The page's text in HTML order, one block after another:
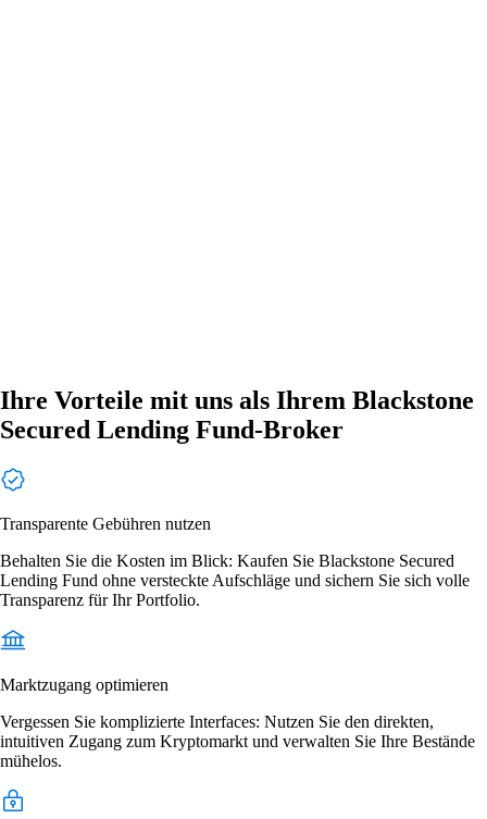
Ihre Vorteile mit uns als Ihrem Blackstone
Secured Lending Fund-Broker
Transparente Gebühren nutzen
Behalten Sie die Kosten im Blick: Kaufen Sie Blackstone Secured
Lending Fund ohne versteckte Aufschläge und sichern Sie sich volle
Transparenz für Ihr Portfolio.
Marktzugang optimieren
Vergessen Sie komplizierte Interfaces: Nutzen Sie den direkten,
intuitiven Zugang zum Kryptomarkt und verwalten Sie Ihre Bestände
mühelos.